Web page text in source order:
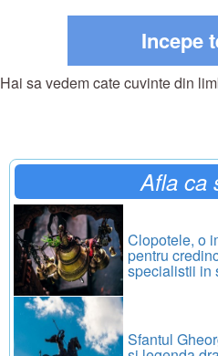
Incepe
Hai sa vedem cate cuvinte din
Afla ca
Clopotele, o
pentru
specialistii in
Sfantul